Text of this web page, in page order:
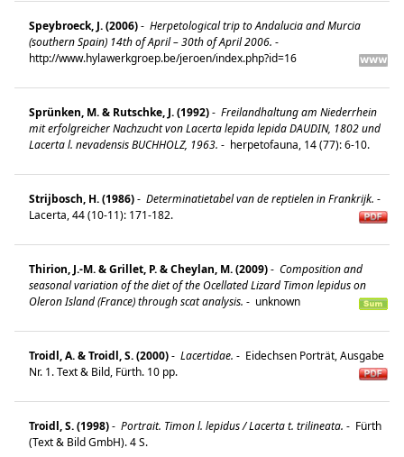
Speybroeck, J. (2006)- Herpetological trip to Andalucia and Murcia
(southern Spain) 14th of April – 30th of April 2006. -
http://www.hylawerkgroep.be/jeroen/index.php?id=16
Sprünken, M. & Rutschke, J. (1992)- Freilandhaltung am Niederrhein
mit erfolgreicher Nachzucht von Lacerta lepida lepida DAUDIN, 1802 und
Lacerta l. nevadensis BUCHHOLZ, 1963. - herpetofauna, 14 (77): 6-10.
Strijbosch, H. (1986)- Determinatietabel van de reptielen in Frankrijk. -
Lacerta, 44 (10-11): 171-182.
Thirion, J.-M. & Grillet, P. & Cheylan, M. (2009)- Composition and
seasonal variation of the diet of the Ocellated Lizard Timon lepidus on
Oleron Island (France) through scat analysis. - unknown
Troidl, A. & Troidl, S. (2000)- Lacertidae. - Eidechsen Porträt, Ausgabe
Nr. 1. Text & Bild, Fürth. 10 pp.
Troidl, S. (1998)- Portrait. Timon l. lepidus / Lacerta t. trilineata. - Fürth
(Text & Bild GmbH). 4 S.